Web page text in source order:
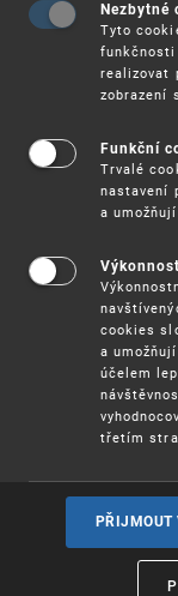
prvního
Na stránkách
sekci
informace o
dvoru a Soudu
Informace zde
až dodnes.
podání a je k
Znění
konkrétního
pro toto znění.
vyhledávací
podle
usnesení
Nezbytné
Tyto
funkčnosti
realizovat
zobrazení
Funkční
Trvalé
nastavení
a
cookies
a
účelem
třetím
PŘIJMOUT